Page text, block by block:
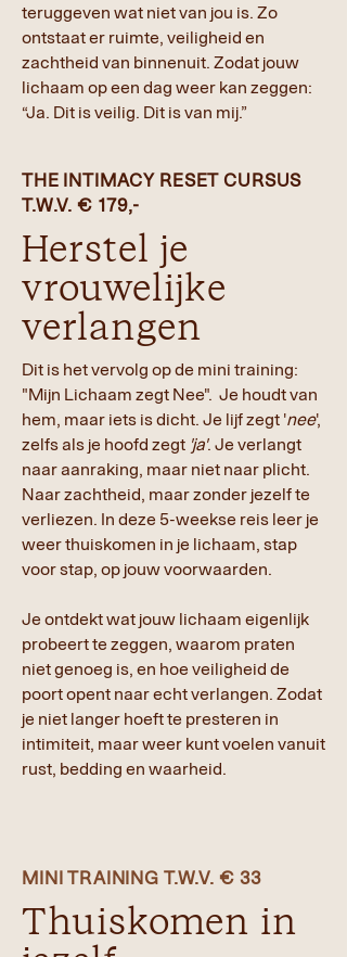
teruggeven wat niet van jou is. Zo
ontstaat er ruimte, veiligheid en
zachtheid van binnenuit. Zodat jouw
lichaam op een dag weer kan zeggen:
“Ja. Dit is veilig. Dit is van mij.”
THE INTIMACY RESET CURSUS
T.W.V. € 179,-
Herstel je
vrouwelijke
verlangen
Dit is het vervolg op de mini training:
"Mijn Lichaam zegt Nee". Je houdt van
hem, maar iets is dicht. Je lijf zegt 'nee',
zelfs als je hoofd zegt 'ja'. Je verlangt
naar aanraking, maar niet naar plicht.
Naar zachtheid, maar zonder jezelf te
verliezen. In deze 5-weekse reis leer je
weer thuiskomen in je lichaam, stap
voor stap, op jouw voorwaarden.
Je ontdekt wat jouw lichaam eigenlijk
probeert te zeggen, waarom praten
niet genoeg is, en hoe veiligheid de
poort opent naar echt verlangen.Zodat
je niet langer hoeft te presteren in
intimiteit, maar weer kunt voelen vanuit
rust, bedding en waarheid.
MINI TRAINING T.W.V. € 33
Thuiskomen in